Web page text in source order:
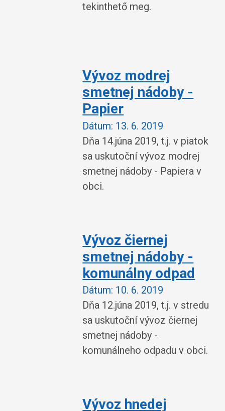
tekinthető meg.
Vývoz modrej
smetnej nádoby -
Papier
Dátum: 13. 6. 2019
Dňa 14.júna 2019, t.j. v piatok
sa uskutoční vývoz modrej
smetnej nádoby - Papiera v
obci.
Vývoz čiernej
smetnej nádoby -
komunálny odpad
Dátum: 10. 6. 2019
Dňa 12.júna 2019, t.j. v stredu
sa uskutoční vývoz čiernej
smetnej nádoby -
komunálneho odpadu v obci.
Vývoz hnedej